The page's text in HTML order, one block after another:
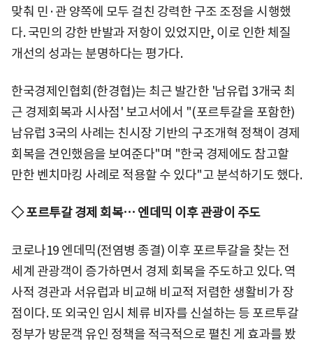
맞춰 민·관 양쪽에 모두 걸친 강력한 구조 조정을 시행했
다. 국민의 강한 반발과 저항이 있었지만, 이로 인한 체질
개선의 성과는 분명하다는 평가다.
한국경제인협회(한경협)는 최근 발간한 '남유럽 3개국 최
근 경제회복과 시사점' 보고서에서 "(포르투갈을 포함한)
남유럽 3국의 사례는 친시장 기반의 구조개혁 정책이 경제
회복을 견인했음을 보여준다"며 "한국 경제에도 참고할
만한 벤치마킹 사례로 적용할 수 있다"고 분석하기도 했다.
◇ 포르투갈 경제 회복… 엔데믹 이후 관광이 주도
코로나19 엔데믹(전염병 종결) 이후 포르투갈을 찾는 전
세계 관광객이 증가하면서 경제 회복을 주도하고 있다. 역
사적 경관과 서유럽과 비교해 비교적 저렴한 생활비가 장
점이다. 또 외국인 임시 체류 비자를 신설하는 등 포르투갈
정부가 방문객 유인 정책을 적극적으로 펼친 게 효과를 봤